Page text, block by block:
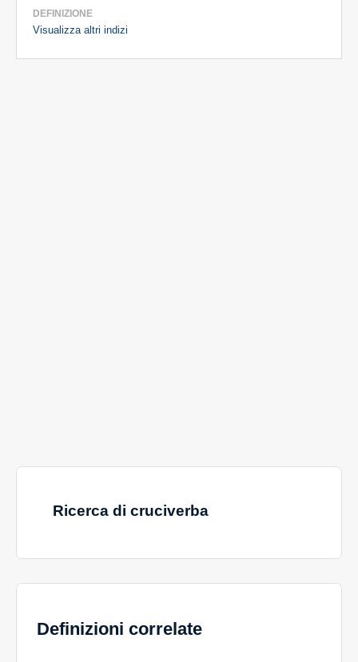
DEFINIZIONE
Visualizza altri indizi
Ricerca di cruciverba
Definizioni correlate